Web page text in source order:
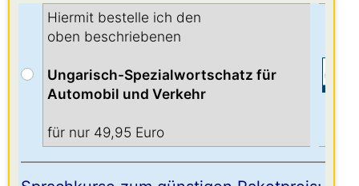
Hiermit bestelle ich den
oben beschriebenen
Ungarisch-Spezialwortschatz für
Automobil und Verkehr
für nur 49,95 Euro